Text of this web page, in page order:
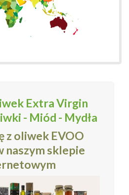
Extra Virgin
- Miód - Mydła
z oliwek EVOO
naszym sklepie